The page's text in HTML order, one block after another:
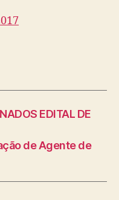
EDITAL DE
de Agente de